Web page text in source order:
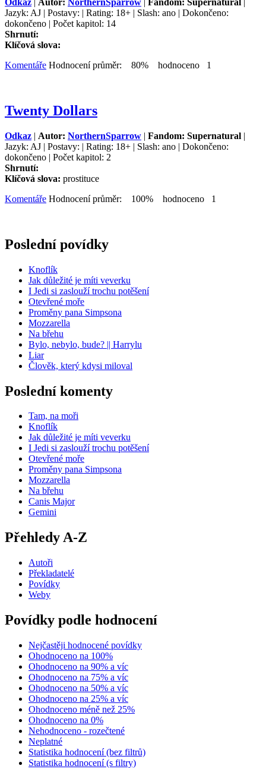
Odkaz Autor: NorthernSparrow Fandom: Supernatural
Jazyk: AJ | Postavy: | Rating: 18+ | Slash: ano | Dokončeno:
dokončeno | Počet kapitol: 14
Shrnutí:
Klíčová slova:
Komentáře Hodnocení průměr: 80% hodnoceno 1
Twenty Dollars
Odkaz | Autor: NorthernSparrow | Fandom: Supernatural |
Jazyk: AJ | Postavy: | Rating: 18+ | Slash: ano | Dokončeno:
dokončeno | Počet kapitol: 2
Shrnutí:
Klíčová slova: prostituce
Komentáře Hodnocení průměr: 100% hodnoceno 1
Poslední povídky
Knoflík
Jak důležité je míti veverku
I Jedi si zaslouží trochu potěšení
Otevřené moře
Proměny pana Simpsona
Mozzarella
Na břehu
Bylo, nebylo, bude? || Harrylu
Liar
Člověk, který kdysi miloval
Poslední komenty
Tam, na moři
Knoflík
Jak důležité je míti veverku
I Jedi si zaslouží trochu potěšení
Otevřené moře
Proměny pana Simpsona
Mozzarella
Na břehu
Canis Major
Gemini
Přehledy A-Z
Autoři
Překladatelé
Povídky
Weby
Povídky podle hodnocení
Nejčastěji hodnocené povídky
Ohodnoceno na 100%
Ohodnoceno na 90% a víc
Ohodnoceno na 75% a víc
Ohodnoceno na 50% a víc
Ohodnoceno na 25% a víc
Ohodnoceno méně než 25%
Ohodnoceno na 0%
Nehodnoceno - rozečtené
Neplatné
Statistika hodnocení (bez filtrů)
Statistika hodnocení (s filtry)